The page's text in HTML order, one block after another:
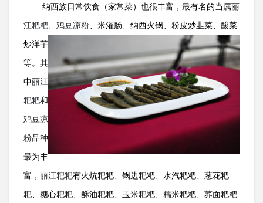
纳西族日常饮食（家常菜）也很丰富，最有名的当属丽
江粑粑、 鸡豆凉粉、米灌肠、纳西火锅、粉皮炒韭菜、酸菜
炒洋芋
等。其
中丽江
粑粑和
鸡豆凉
粉品种
最为丰
富， 丽江粑粑有火炕粑粑、锅边粑粑、水汽粑粑、葱花粑
粑、糖心粑粑、酥油粑粑、玉米粑粑、糯米粑粑、荞面粑粑